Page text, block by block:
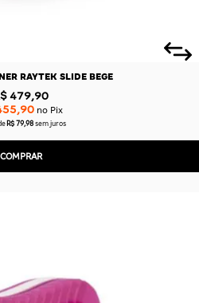
RAYTEK SLIDE BEGE
479,90
no Pix
R$ 79,98 sem juros
COMPRAR